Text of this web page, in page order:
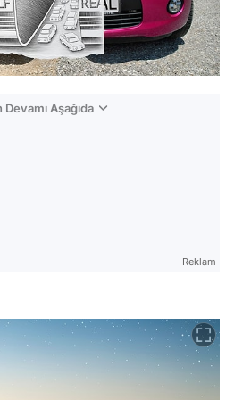
Aşağıda
Reklam